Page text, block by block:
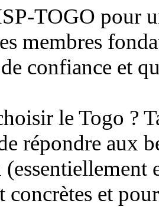
TOGO pour
membres
confiance et
le Togo ?
répondre aux
concrètes et